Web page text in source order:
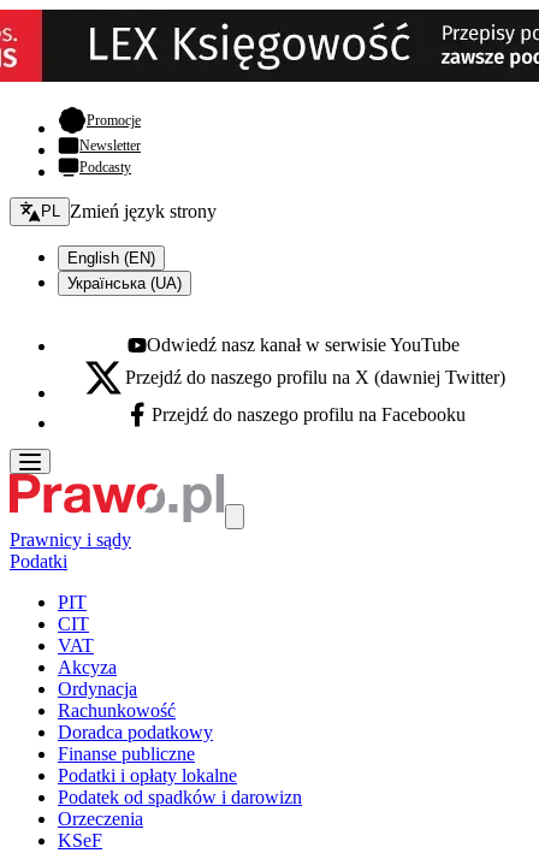
Promocje- otwiera się w nowej karcie
Newsletter
Podcasty
Zmień język - bieżący:
PL Zmień język strony
English (EN)
Українська (UA)
Youtube - otwiera się w nowej karcie
Odwiedź nasz kanał w serwisie YouTube
X - otwiera się w nowej karcie
Przejdź do naszego profilu na X (dawniej Twitter)
Facebook - otwiera się w nowej karcie
Przejdź do naszego profilu na Facebooku
Prawnicy i sądy
Podatki
PIT
CIT
VAT
Akcyza
Ordynacja
Rachunkowość
Doradca podatkowy
Finanse publiczne
Podatki i opłaty lokalne
Podatek od spadków i darowizn
Orzeczenia
KSeF